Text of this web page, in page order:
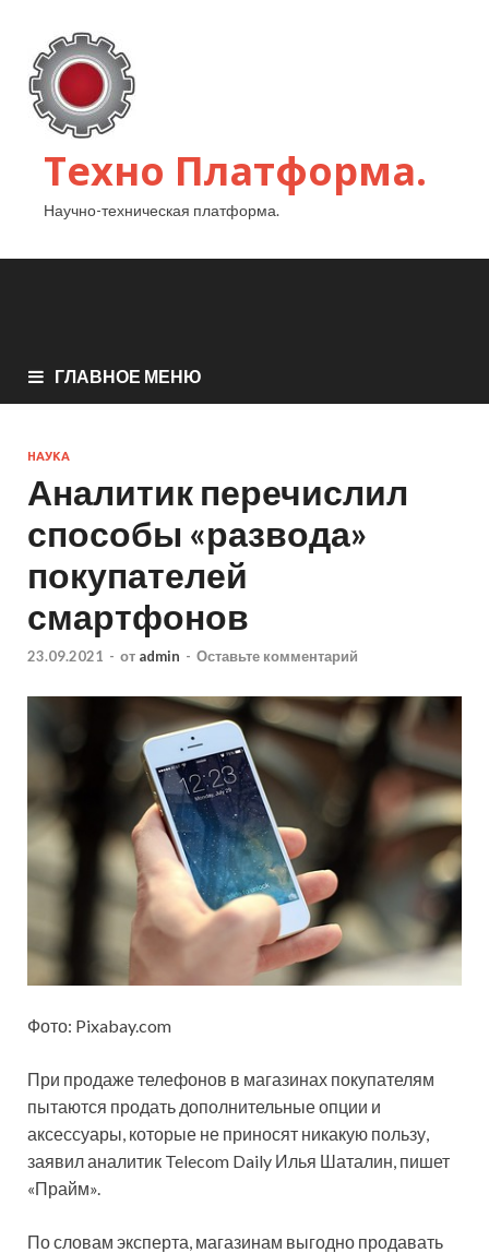
Техно Платформа.
Научно-техническая платформа.
ГЛАВНОЕ МЕНЮ
НАУКА
Аналитик перечислил
способы «развода»
покупателей
смартфонов
23.09.2021 - от admin - Оставьте комментарий
Фото: Pixabay.com
При продаже телефонов в магазинах покупателям
пытаются продать дополнительные опции и
аксессуары, которые не приносят никакую пользу,
заявил аналитик Telecom Daily Илья Шаталин, пишет
«Прайм».
По словам эксперта, магазинам выгодно продавать